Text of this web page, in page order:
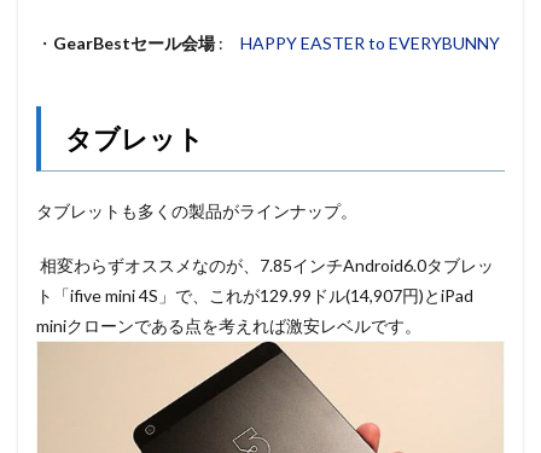
・ GearBestセール会場: HAPPY EASTER to EVERYBUNNY
タブレット
タブレットも多くの製品がラインナップ。
相変わらずオススメなのが、7.85インチAndroid6.0タブレッ
ト「ifive mini 4S」で、これが129.99ドル(14,907円)とiPad
miniクローンである点を考えれば激安レベルです。